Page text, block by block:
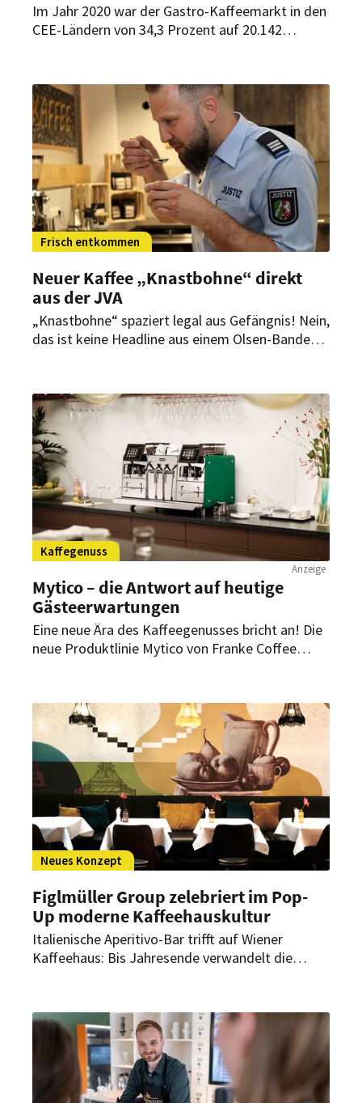
Im Jahr 2020 war der Gastro-Kaffeemarkt in den
CEE-Ländern von 34,3 Prozent auf 20.142
Frisch entkommen
Neuer Kaffee „Knastbohne“ direkt
aus der JVA
„Knastbohne“ spaziert legal aus Gefängnis! Nein,
das ist keine Headline aus einem Olsen-Banden-
Über das Ergebnis freuen sich nicht nur die
Insassen und Wärter.
Kaffegenuss
Anzeige
Mytico – die Antwort auf heutige
Gästeerwartungen
Eine neue Ära des Kaffeegenusses bricht an! Die
neue Produktlinie Mytico von Franke Coffee
mit hoher Funktionalität vereint, schafft sie
unvergessliche Kaffeemomente, die Gäste zum
Wiederkommen bewegen.
Neues Konzept
Figlmüller Group zelebriert im Pop-
Up moderne Kaffeehauskultur
Italienische Aperitivo-Bar trifft auf Wiener
Kaffeehaus: Bis Jahresende verwandelt die
Pop-up-Konzept auf?